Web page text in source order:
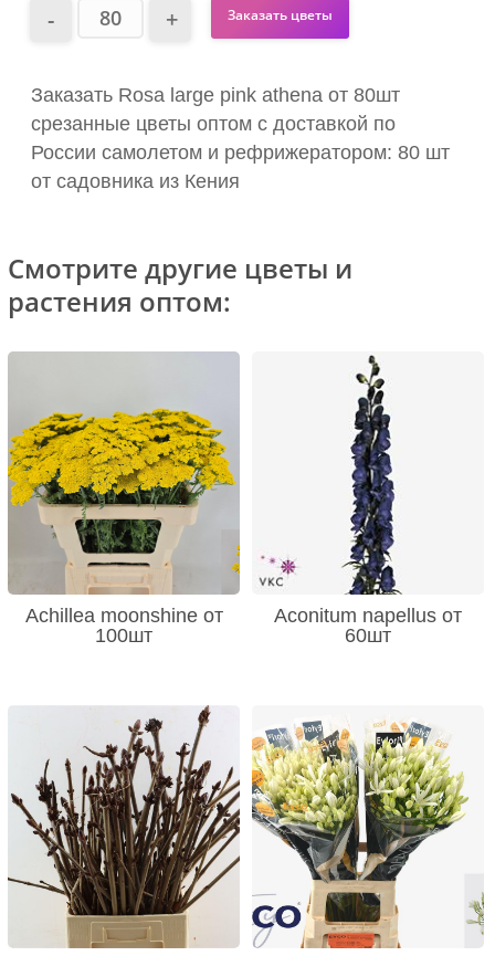
Заказать цветы
Заказать Rosa large pink athena от 80шт
срезанные цветы оптом с доставкой по
России самолетом и рефрижератором: 80 шт
от садовника из Кения
Смотрите другие цветы и
растения оптом:
Achillea moonshine от
100шт
Aconitum napellus от
60шт